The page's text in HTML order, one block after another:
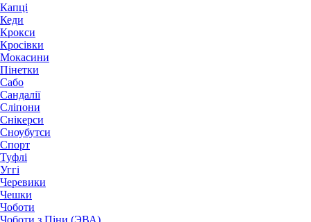
Капці
Кеди
Крокси
Кросівки
Мокасини
Пінетки
Сабо
Сандалії
Сліпони
Снікерси
Сноубутси
Спорт
Туфлі
Уггі
Черевики
Чешки
Чоботи
Чоботи з Піни (ЭВА)